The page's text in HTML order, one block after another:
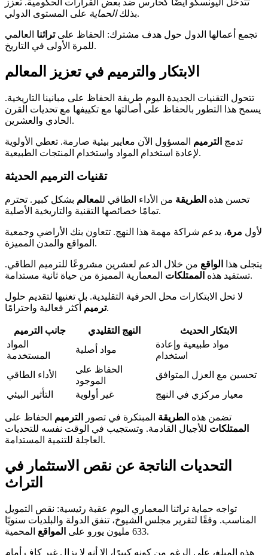
تتدخل اليونسكو أيضًا كحارس ضد بعض القرارات الحكومية. تعزز
بذلكالحماية على المستوى الدولي.
تجمع أعمالها الدول حول هدف مشترك: الحفاظ علىتراثنا العالمي
للمرة الأولى في التاريخ.
الابتكار والترميم في تعزيز المعالم
تتحول التقنيات الجديدة اليوم طريقة الحفاظ على مبانينا التاريخية.
يسمح هذا التطور بالحفاظ على أصالتها مع تكييفها مع تحديات القرن
الحادي والعشرين.
تدمج الترميم المسؤول الآن معايير بيئية صارمة. تعطي الأولوية
لإعادة استخدام المواد واستخدام المنتجات الطبيعية.
تقنيات الترميم الحديثة
تحسن هذه الطريقة من الأداء الطاقي للمعالم بشكل كبير. تحترم
تمامًا خصائصها التقنية والتاريخية الأصلية.
لأول مرة، يدعم شراكة مهمة هذا النهج. تتعاون بنك الأراضي وجمعية
المواقع والمدن المميزة.
يتجلى هذا الواقع من خلال الدعم لعشرين مشروعًا للترميم الطاقي.
تستفيد هذه الممتلكات المعمارية المميزة من حياة ثانية مستدامة.
لا تحل الابتكارات محل الحرفية التقليدية. بل تغنيها لتقديم حلول
ترميمأكثر فعالية واحترامًا.
جانب الترميم النهج التقليدي
الابتكار الحديث
المواد
المستخدمة
مواد أصلية
مواد طبيعية وإعادة
استخدام
الأداء الطاقي
الحفاظ على
الموجود
تحسين مع العزل المتوافق
التأثير البيئي
غير أولوية معيار مركزي في النهج
تضمن هذه الطريقة المبتكرة في تصور الترميم الحفاظ على
الممتلكات للأجيال القادمة. وتستجيب في الوقت نفسه للتحديات
العاجلة للتنمية المستدامة.
التحديات الناتجة عن نقص الاستثمار في
التراث
تواجه حماية تراثنا المعماري اليوم عقبة رئيسية: نقص التمويل
المناسب. وفقًا لتقرير مجلس الشيوخ، تنفق الدولة والبلديات سنويًا
633 مليون يورو على
المواقع المحمية.
هذه المبلغ، على الرغم من كونه كبيرًا، إلا أنه لا يزال غير كافٍ أمام